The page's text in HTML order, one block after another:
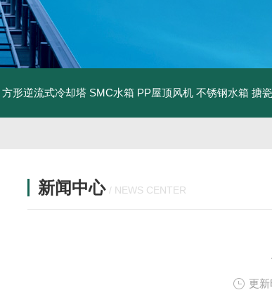
方形逆流式冷却塔 SMC水箱 PP屋顶风机 不锈钢水箱 搪
新闻中心 / NEWS CENTER
更